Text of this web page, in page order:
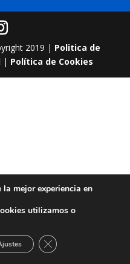
2019 | Politica de
| Política de Cookies
mejor experiencia en
utilizamos o
Cerrar el banner de